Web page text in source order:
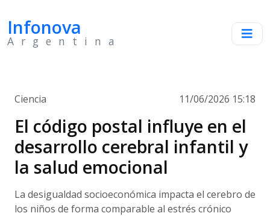
Infonova
Argentina
Ciencia 11/06/2026 15:18
El código postal influye en el
desarrollo cerebral infantil y
la salud emocional
La desigualdad socioeconómica impacta el cerebro de
los niños de forma comparable al estrés crónico